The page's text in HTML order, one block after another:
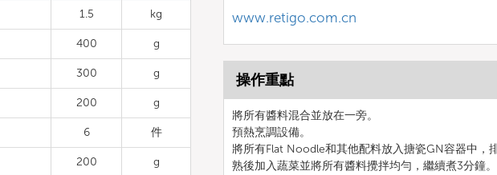
1.5 kg
400 g
300 g
200 g
6 件
200 g
www.retigo.com.cn
操作重點
將所有醬料混合並放在一旁。
預熱烹調設備。
將所有Flat Noodle和其他配料放入搪瓷GN容器中，
熟後加入蔬菜並將所有醬料攪拌均勻，繼續煮3分鐘。